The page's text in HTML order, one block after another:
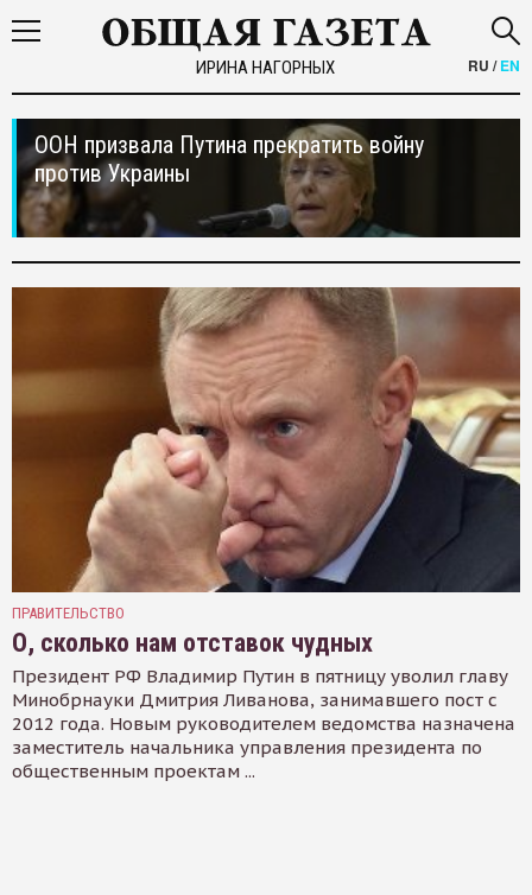
ИРИНА НАГОРНЫХ RU /EN
ООН призвала Путина прекратить войну
против Украины
ПРАВИТЕЛЬСТВО
О, сколько нам отставок чудных
Президент РФ Владимир Путин в пятницу уволил главу
Минобрнауки Дмитрия Ливанова, занимавшего пост с
2012 года. Новым руководителем ведомства назначена
заместитель начальника управления президента по
общественным проектам ...